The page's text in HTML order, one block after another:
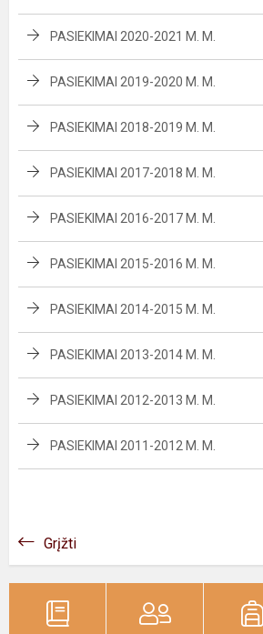
PASIEKIMAI 2020-2021 M. M.
PASIEKIMAI 2019-2020 M. M.
PASIEKIMAI 2018-2019 M. M.
PASIEKIMAI 2017-2018 M. M.
PASIEKIMAI 2016-2017 M. M.
PASIEKIMAI 2015-2016 M. M.
PASIEKIMAI 2014-2015 M. M.
PASIEKIMAI 2013-2014 M. M.
PASIEKIMAI 2012-2013 M. M.
PASIEKIMAI 2011-2012 M. M.
Grįžti